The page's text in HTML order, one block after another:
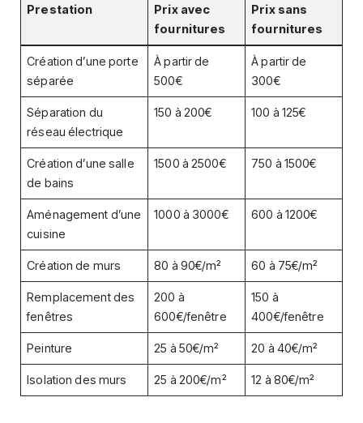
Prestation
Prix avec
fournitures
Prix sans
fournitures
Création d’une porte
séparée
À partir de
500€
À partir de
300€
Séparation du
réseau électrique
150 à 200€ 100 à 125€
Création d’une salle
de bains
1500 à 2500€ 750 à 1500€
Aménagement d’une
cuisine
1000 à 3000€ 600 à 1200€
Création de murs 80 à 90€/m² 60 à 75€/m²
Remplacement des
fenêtres
200 à
600€/fenêtre
150 à
400€/fenêtre
Peinture 25 à 50€/m² 20 à 40€/m²
Isolation des murs 25 à 200€/m² 12 à 80€/m²